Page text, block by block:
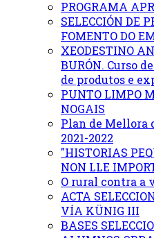
PROGRAMA
SELECCIÓN DE
FOMENTO DO
XEODESTINO
BURÓN. Curso
de produtos e
PUNTO LIMPO
NOGAIS
Plan de Mellora
2021-2022
"HISTORIAS
NON LLE
O rural contra a
ACTA
VÍA KÜNIG III
BASES